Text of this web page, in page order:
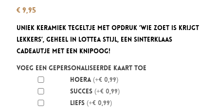
€9,95
Uniek keramiek tegeltje met opdruk ‘Wie zoet is krijgt
lekkers’, geheel in Lottea stijl, een Sinterklaas
cadeautje met een knipoog!
Voeg een gepersonaliseerde kaart toe
Hoera (+€ 0,99)
Succes (+€ 0,99)
Liefs (+€ 0,99)